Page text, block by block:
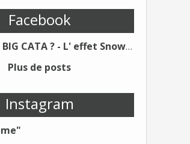
Facebook
Big data ou BIG CATA ? - L' effet Snowden - Editions Kawa - Un Éditeur différent !
Plus de posts
Instagram